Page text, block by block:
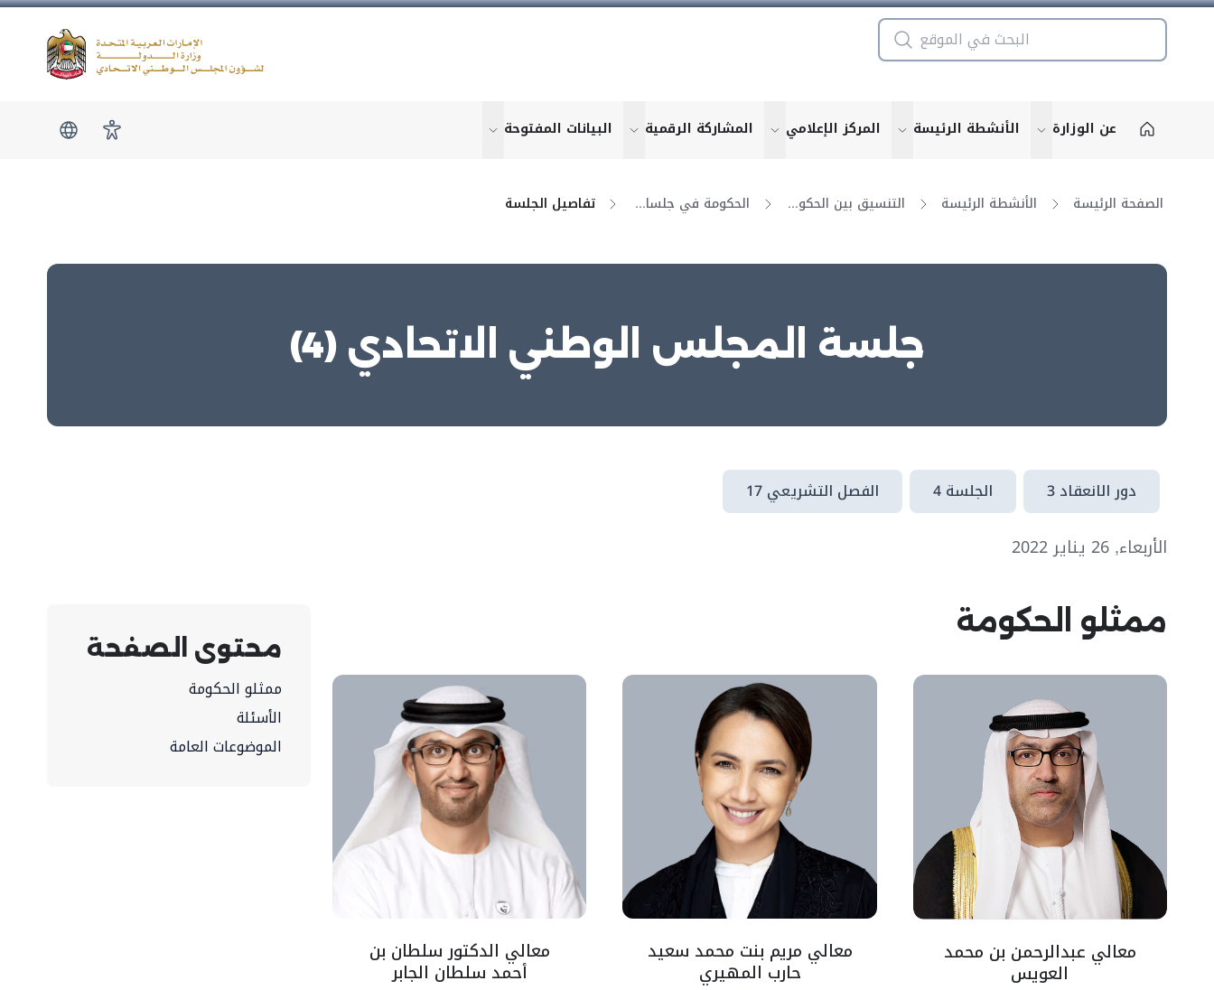
عن الوزارة show submenu for "More"
الأنشطة الرئيسة show submenu for "More"
المركز الإعلامي show submenu for "More"
المشاركة الرقمية show submenu for "More"
البيانات المفتوحة show submenu for "More" امكانية الوصول
الصفحة الرئيسة الأنشطة الرئيسة التنسيق بين الحكومة والمجلس الحكومة في جلسات المجلس تفاصيل الجلسة
جلسة المجلس الوطني الاتحادي (4)
دور الانعقاد 3 الجلسة 4 الفصل التشريعي 17
الأربعاء, 26 يناير 2022
ممثلو الحكومة
معالي عبدالرحمن بن محمد
العويس
معالي مريم بنت محمد سعيد
حارب المهيري
معالي الدكتور سلطان بن
أحمد سلطان الجابر
محتوى الصفحة
ممثلو الحكومة
الأسئلة
الموضوعات العامة